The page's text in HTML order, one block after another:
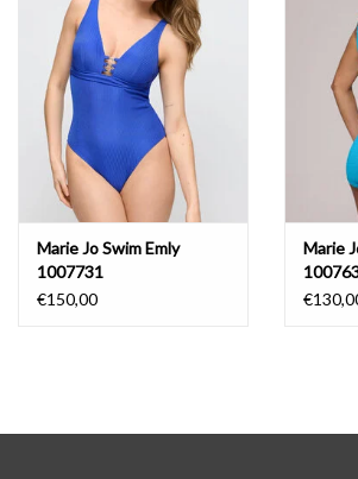
Marie Jo Swim Emly
1007731
€150,00
Marie